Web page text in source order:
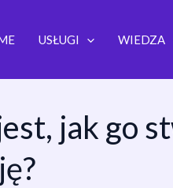
USŁUGI WIEDZA
jak go